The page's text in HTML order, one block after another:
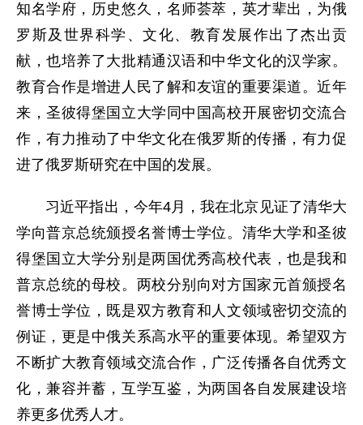
知名学府，历史悠久，名师荟萃，英才辈出，为俄
罗斯及世界科学、文化、教育发展作出了杰出贡
献，也培养了大批精通汉语和中华文化的汉学家。
教育合作是增进人民了解和友谊的重要渠道。近年
来，圣彼得堡国立大学同中国高校开展密切交流合
作，有力推动了中华文化在俄罗斯的传播，有力促
进了俄罗斯研究在中国的发展。
习近平指出，今年4月，我在北京见证了清华大
学向普京总统颁授名誉博士学位。清华大学和圣彼
得堡国立大学分别是两国优秀高校代表，也是我和
普京总统的母校。两校分别向对方国家元首颁授名
誉博士学位，既是双方教育和人文领域密切交流的
例证，更是中俄关系高水平的重要体现。希望双方
不断扩大教育领域交流合作，广泛传播各自优秀文
化，兼容并蓄，互学互鉴，为两国各自发展建设培
养更多优秀人才。